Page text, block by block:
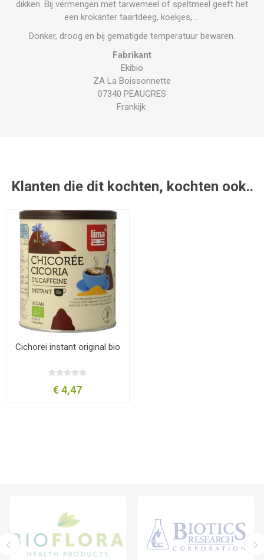
dikken. Bij vermengen met tarwemeel of speltmeel geeft het
een krokanter taartdeeg, koekjes, …
Donker, droog en bij gematigde temperatuur bewaren.
Fabrikant
Ekibio
ZA La Boissonnette
07340 PEAUGRES
Frankijk
Klanten die dit kochten, kochten ook..
Cichorei instant original bio
€ 4,47